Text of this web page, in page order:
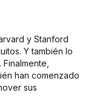
y Stanford
Y también lo
han comenzado
sus